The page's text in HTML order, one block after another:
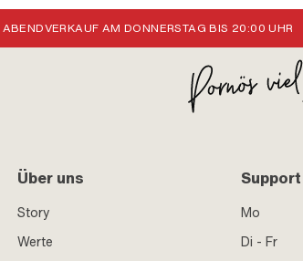
ABENDVERKAUF AM DONNERSTAG BIS 20:00 UHR
Über uns
Story
Werte
Support
Mo
Di - Fr